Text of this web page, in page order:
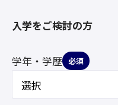
入学をご検討の方
学年・学歴 必須